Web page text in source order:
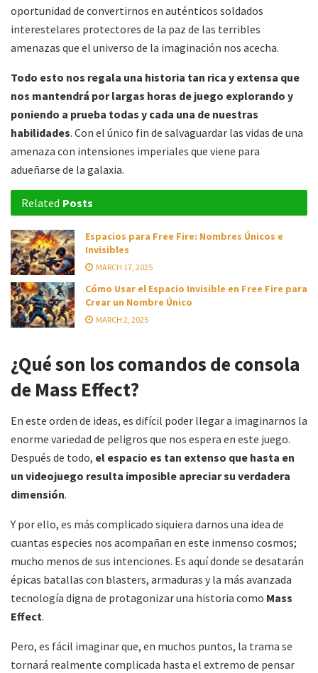
oportunidad de convertirnos en auténticos soldados
interestelares protectores de la paz de las terribles
amenazas que el universo de la imaginación nos acecha.
Todo esto nos regala una historia tan rica y extensa que
nos mantendrá por largas horas de juego explorando y
poniendo a prueba todas y cada una de nuestras
habilidades. Con el único fin de salvaguardar las vidas de una
amenaza con intensiones imperiales que viene para
adueñarse de la galaxia.
Related Posts
Espacios para Free Fire: Nombres Únicos e
Invisibles
MARCH 17, 2025
Cómo Usar el Espacio Invisible en Free Fire para
Crear un Nombre Único
MARCH 2, 2025
¿Qué son los comandos de consola
de Mass Effect?
En este orden de ideas, es difícil poder llegar a imaginarnos la
enorme variedad de peligros que nos espera en este juego.
Después de todo, el espacio es tan extenso que hasta en
un videojuego resulta imposible apreciar su verdadera
dimensión.
Y por ello, es más complicado siquiera darnos una idea de
cuantas especies nos acompañan en este inmenso cosmos;
mucho menos de sus intenciones. Es aquí donde se desatarán
épicas batallas con blasters, armaduras y la más avanzada
tecnología digna de protagonizar una historia como Mass
Effect.
Pero, es fácil imaginar que, en muchos puntos, la trama se
tornará realmente complicada hasta el extremo de pensar